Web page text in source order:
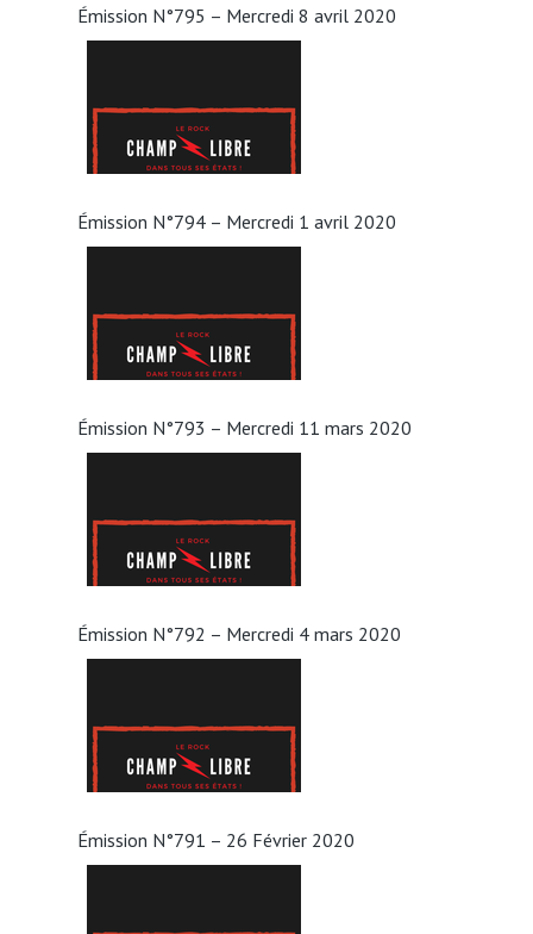
Émission N°795 – Mercredi 8 avril 2020
Émission N°794 – Mercredi 1 avril 2020
Émission N°793 – Mercredi 11 mars 2020
Émission N°792 – Mercredi 4 mars 2020
Émission N°791 – 26 Février 2020